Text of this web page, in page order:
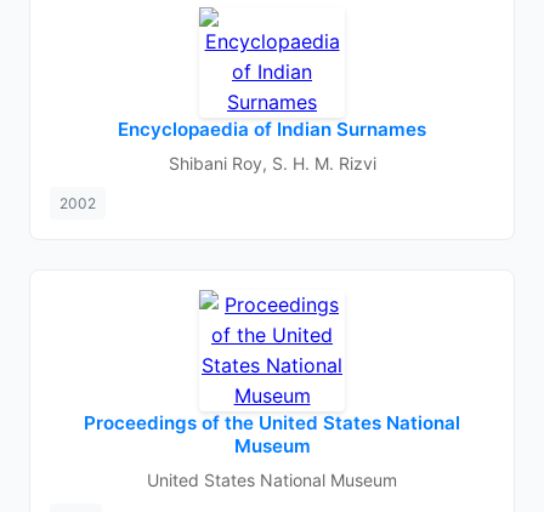
Encyclopaedia of Indian Surnames
Shibani Roy, S. H. M. Rizvi
2002
Proceedings of the United States National
Museum
United States National Museum